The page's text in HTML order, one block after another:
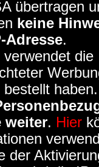
übertragen
keine
Adresse.
verwendet
bestellt
weiter. Hier
der